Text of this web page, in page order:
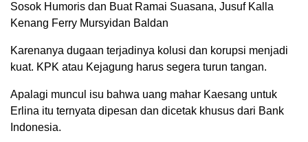
Sosok Humoris dan Buat Ramai Suasana, Jusuf Kalla
Kenang Ferry Mursyidan Baldan
Karenanya dugaan terjadinya kolusi dan korupsi menjadi
kuat. KPK atau Kejagung harus segera turun tangan.
Apalagi muncul isu bahwa uang mahar Kaesang untuk
Erlina itu ternyata dipesan dan dicetak khusus dari Bank
Indonesia.